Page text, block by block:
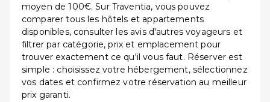
moyen de 100€. Sur Traventia, vous pouvez
comparer tous les hôtels et appartements
disponibles, consulter les avis d'autres voyageurs et
filtrer par catégorie, prix et emplacement pour
trouver exactement ce qu'il vous faut. Réserver est
simple : choisissez votre hébergement, sélectionnez
vos dates et confirmez votre réservation au meilleur
prix garanti.